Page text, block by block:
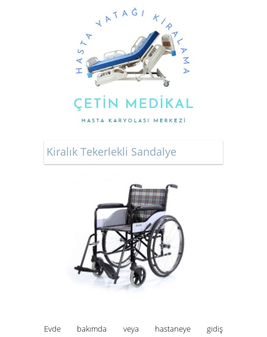
Kiralık Tekerlekli Sandalye
Evde bakımda veya hastaneye gidiş